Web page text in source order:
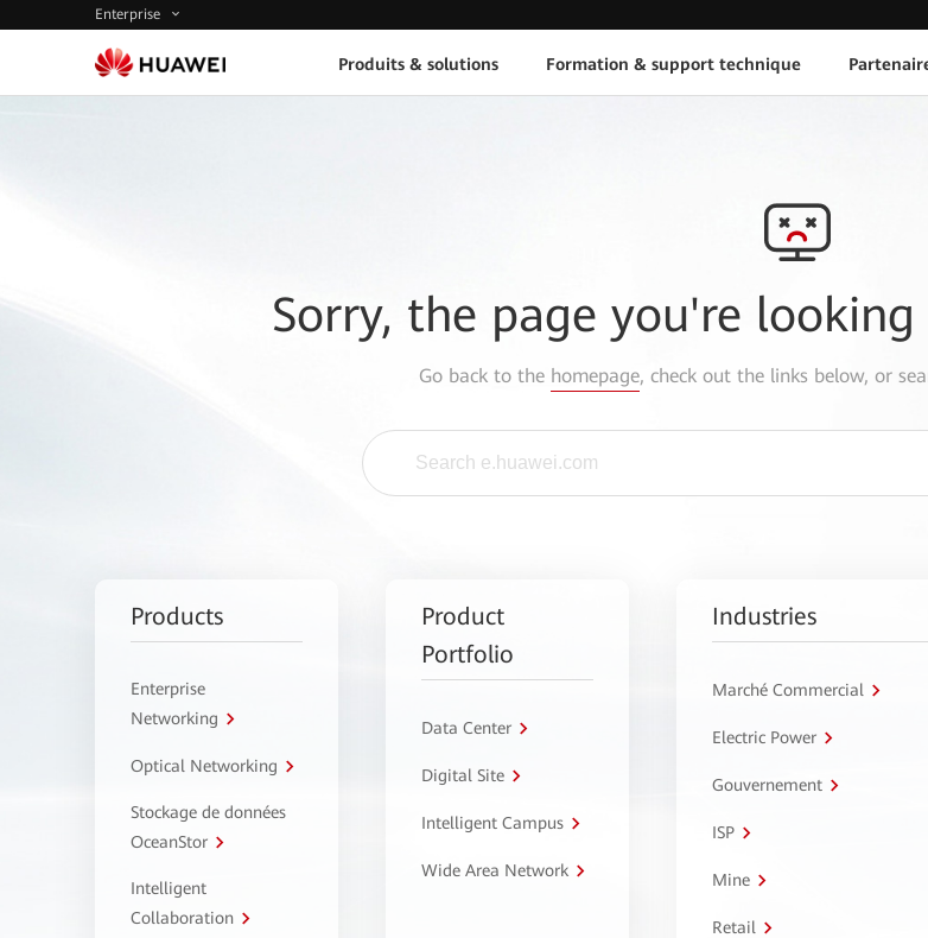
Enterprise
Produits & solutions Formation & support technique
Sorry, the page you're
Go back to the homepage, check out the links below, or
Products
Enterprise
Networking
Optical Networking
Stockage de données
OceanStor
Intelligent
Collaboration
Product
Portfolio
Data Center
Digital Site
Intelligent Campus
Wide Area Network
Industries
Marché Commercial
Electric Power
Gouvernement
ISP
Mine
Retail